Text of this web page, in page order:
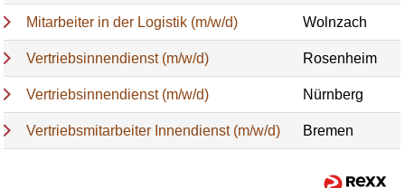
Mitarbeiter in der Logistik (m/w/d) Wolnzach
Vertriebsinnendienst (m/w/d) Rosenheim
Vertriebsinnendienst (m/w/d) Nürnberg
Vertriebsmitarbeiter Innendienst (m/w/d) Bremen